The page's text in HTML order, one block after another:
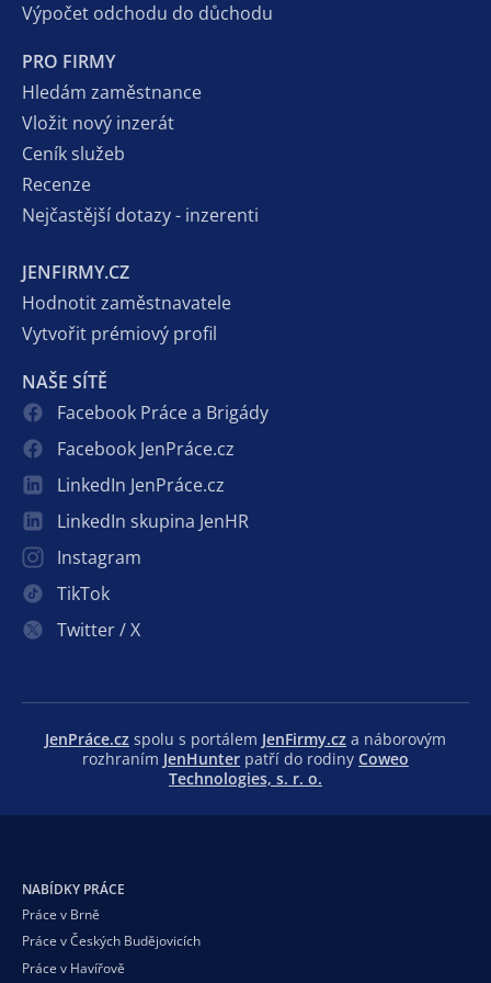
Výpočet odchodu do důchodu
PRO FIRMY
Hledám zaměstnance
Vložit nový inzerát
Ceník služeb
Recenze
Nejčastější dotazy - inzerenti
JENFIRMY.CZ
Hodnotit zaměstnavatele
Vytvořit prémiový profil
NAŠE SÍTĚ
Facebook Práce a Brigády
Facebook JenPráce.cz
LinkedIn JenPráce.cz
LinkedIn skupina JenHR
Instagram
TikTok
Twitter / X
JenPráce.cz spolu s portálem JenFirmy.cz a náborovým
rozhraním JenHunter patří do rodiny Coweo
Technologies, s. r. o.
NABÍDKY PRÁCE
Práce v Brně
Práce v Českých Budějovicích
Práce v Havířově